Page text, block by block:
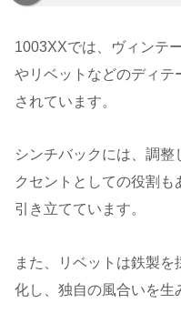
1003XXでは、ヴィンテ
やリベットなどのディテ
されています。
シンチバックには、調
クセントとしての役割
引き立てています。
また、リベットは鉄製
化し、独自の風合いを生